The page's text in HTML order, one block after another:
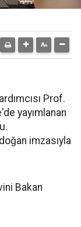
Prof.
yayımlanan
imzasıyla
Bakan